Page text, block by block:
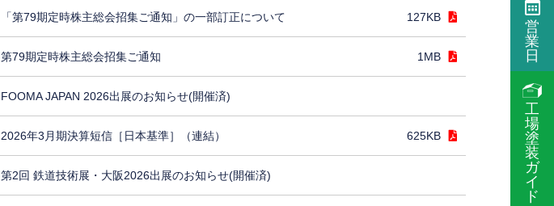
「第79期定時株主総会招集ご通知」の一部訂正について 127KB
第79期定時株主総会招集ご通知 1MB
FOOMA JAPAN 2026出展のお知らせ(開催済)
2026年3月期決算短信［日本基準］（連結） 625KB
第2回 鉄道技術展・大阪2026出展のお知らせ(開催済)
営
業
日
工
場
塗
装
ガ
イ
ド